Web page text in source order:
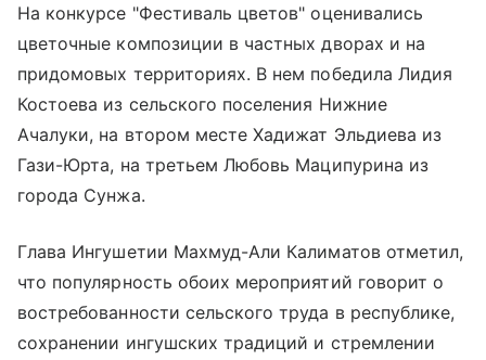
На конкурсе "Фестиваль цветов" оценивались
цветочные композиции в частных дворах и на
придомовых территориях. В нем победила Лидия
Костоева из сельского поселения Нижние
Ачалуки, на втором месте Хадижат Эльдиева из
Гази-Юрта, на третьем Любовь Маципурина из
города Сунжа.
Глава Ингушетии Махмуд-Али Калиматов отметил,
что популярность обоих мероприятий говорит о
востребованности сельского труда в республике,
сохранении ингушских традиций и стремлении